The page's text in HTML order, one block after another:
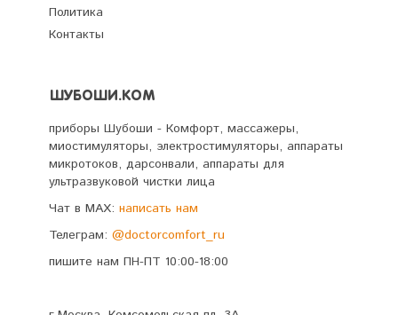
Политика
Контакты
ШУБОШИ.КОМ
приборы Шубоши - Комфорт, массажеры,
миостимуляторы, электростимуляторы, аппараты
микротоков, дарсонвали, аппараты для
ультразвуковой чистки лица
Чат в MAX: написать нам
Телеграм: @doctorcomfort_ru
пишите нам ПН-ПТ 10:00-18:00